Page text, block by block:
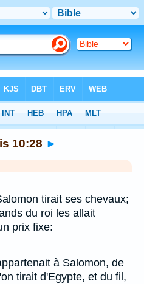
10:28 ►
tirait ses chevaux;
du roi les allait
prix fixe:
à Salomon, de
tirait d'Egypte, et du fil,